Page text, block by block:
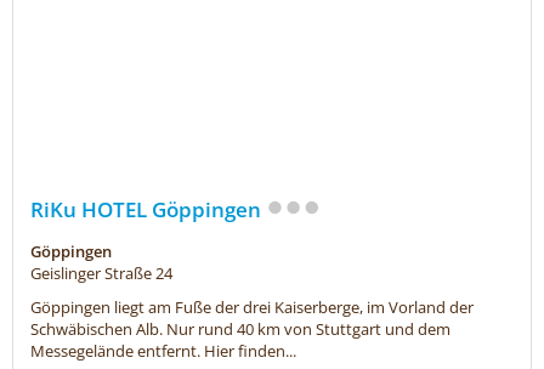
RiKu HOTEL Göppingen
Göppingen
Geislinger Straße 24
Göppingen liegt am Fuße der drei Kaiserberge, im Vorland der
Schwäbischen Alb. Nur rund 40 km von Stuttgart und dem
Messegelände entfernt. Hier finden...